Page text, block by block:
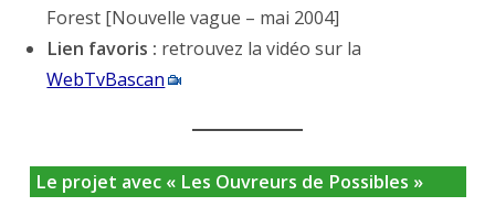
Forest [Nouvelle vague – mai 2004]
Lien favoris : retrouvez la vidéo sur la
WebTvBascan
Le projet avec « Les Ouvreurs de Possibles »